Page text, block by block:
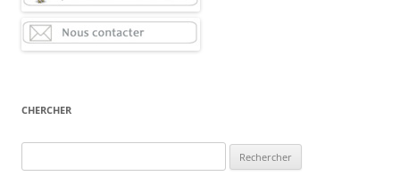
CHERCHER